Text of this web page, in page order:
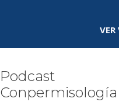
VER
Podcast
Conpermisología